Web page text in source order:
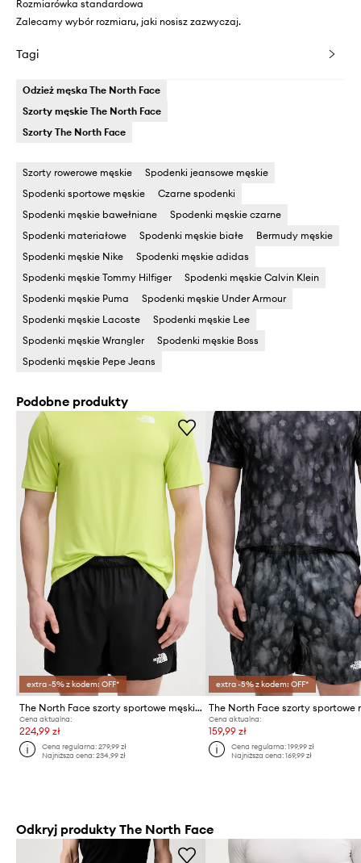
Rozmiarówka standardowa
Zalecamy wybór rozmiaru, jaki nosisz zazwyczaj.
Tagi
Odzież męska The North Face
Szorty męskie The North Face
Szorty The North Face
Szorty rowerowe męskie
Spodenki jeansowe męskie
Spodenki sportowe męskie
Czarne spodenki
Spodenki męskie bawełniane
Spodenki męskie czarne
Spodenki materiałowe
Spodenki męskie białe
Bermudy męskie
Spodenki męskie Nike
Spodenki męskie adidas
Spodenki męskie Tommy Hilfiger
Spodenki męskie Calvin Klein
Spodenki męskie Puma
Spodenki męskie Under Armour
Spodenki męskie Lacoste
Spodenki męskie Lee
Spodenki męskie Wrangler
Spodenki męskie Boss
Spodenki męskie Pepe Jeans
Podobne produkty
extra -5% z kodem: OFF*
The North Face szorty sportowe męskie LIGHTBRIGHT
Cena aktualna:
224,99 zł
Cena regularna:279,99 zł
Najniższa cena:234,99 zł
extra -5% z kodem: OFF*
Cena aktualna:
159,99 zł
Cena regularna: 199,99 zł
Najniższa cena: 169,99 zł
Odkryj produkty The North Face